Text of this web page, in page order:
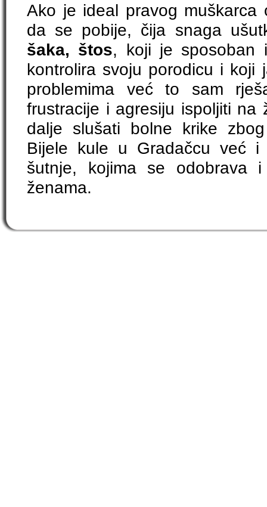
Ako je ideal pravog
da se pobije, čija snaga
šaka, štos, koji je
kontrolira svoju porodicu i koji
problemima već to sam
frustracije i agresiju ispoljiti
dalje slušati bolne krike
Bijele kule u Gradačcu već
šutnje, kojima se odobrava
ženama.